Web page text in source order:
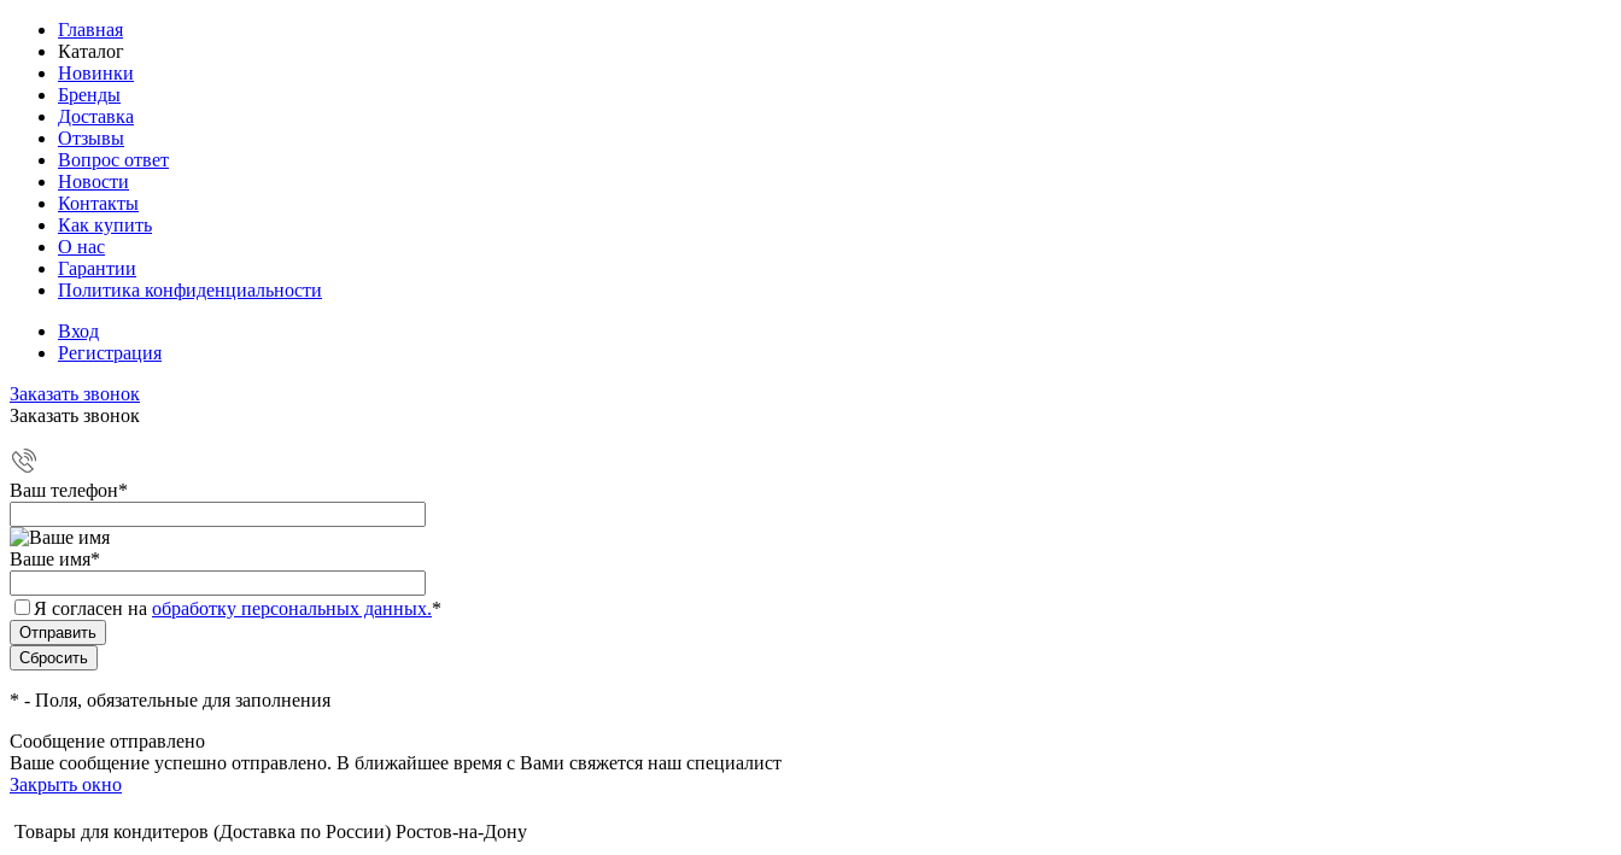
Главная
Каталог
Новинки
Бренды
Доставка
Отзывы
Вопрос ответ
Новости
Контакты
Как купить
О нас
Гарантии
Политика конфиденциальности
Вход
Регистрация
Заказать звонок
Заказать звонок
Ваш телефон*
Ваше имя*
Я согласен на обработку персональных данных.*
* - Поля, обязательные для заполнения
Сообщение отправлено
Ваше сообщение успешно отправлено. В ближайшее время с Вами свяжется наш специалист
Закрыть окно
Товары для кондитеров (Доставка по России) Ростов-на-Дону